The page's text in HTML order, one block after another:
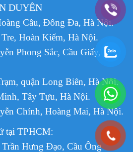
DUYÊN
Cầu, Đống Đa, Hà Nội.
Hoàn Kiếm, Hà Nội.
Phong Sắc, Cầu Giấy, Hà
quận Long Biên, Hà Nội.
Tây Tựu, Hà Nội.
Chính, Hoàng Mai, Hà Nội.
tại TPHCM:
Hưng Đạo, Cầu Ông